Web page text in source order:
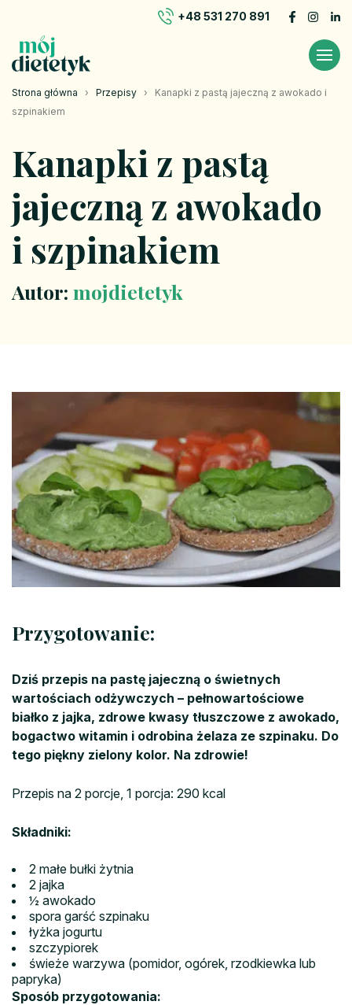
+48 531 270 891
Strona główna › Przepisy › Kanapki z pastą jajeczną z awokado i
szpinakiem
Kanapki z pastą
jajeczną z awokado
i szpinakiem
Autor: mojdietetyk
Przygotowanie:
Dziś przepis na pastę jajeczną o świetnych
wartościach odżywczych – pełnowartościowe
białko z jajka, zdrowe kwasy tłuszczowe z awokado,
bogactwo witamin i odrobina żelaza ze szpinaku. Do
tego piękny zielony kolor. Na zdrowie!
Przepis na 2 porcje, 1 porcja: 290 kcal
Składniki:
2 małe bułki żytnia
2 jajka
½ awokado
spora garść szpinaku
łyżka jogurtu
szczypiorek
świeże warzywa (pomidor, ogórek, rzodkiewka lub
papryka)
Sposób przygotowania: